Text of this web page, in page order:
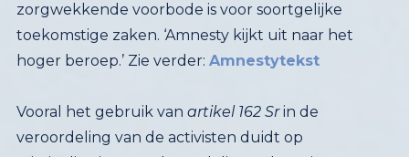
hoger beroep.’ Zie verder: Amnestytekst
Vooral het gebruik van artikel 162 Srin de
veroordeling van de activisten duidt op
criminalisering van de vredelievende acties.
Tesamen met het voornemen van de regering om
de wetgeving rond het gebruik van dna te
versoepelen is dit flink verontrustend. Amnesty
spreekt van ‘ondermijning van het
demonstratierecht’. De democratie waarin juist dit
demonstratierecht een grote pijler vormt, staat
hier op het spel. Een uitgebreide artikel hierover is